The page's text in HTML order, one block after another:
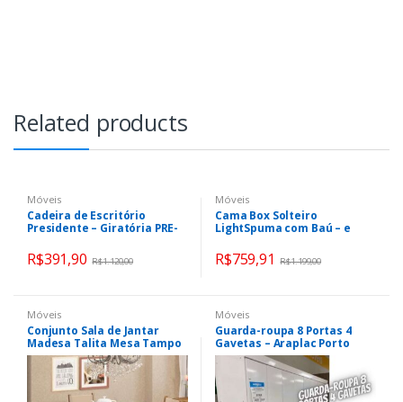
Related products
Móveis
Cadeira de Escritório
Presidente – Giratória PRE-
R$391,90 R$1.120,00
Móveis
Cama Box Solteiro
LightSpuma com Baú – e
Lady
R$759,91 R$1.199,00
Móveis
Conjunto Sala de Jantar
Madesa Talita Mesa Tampo
de Madeira com 4 Cadeiras
Móveis
Guarda-roupa 8 Portas 4
Gavetas – Araplac Porto